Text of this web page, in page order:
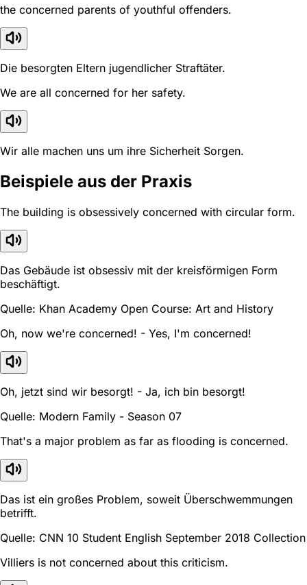
the concerned parents of youthful offenders.
Die besorgten Eltern jugendlicher Straftäter.
We are all concerned for her safety.
Wir alle machen uns um ihre Sicherheit Sorgen.
Beispiele aus der Praxis
The building is obsessively concerned with circular form.
Das Gebäude ist obsessiv mit der kreisförmigen Form
beschäftigt.
Quelle: Khan Academy Open Course: Art and History
Oh, now we're concerned! - Yes, I'm concerned!
Oh, jetzt sind wir besorgt! - Ja, ich bin besorgt!
Quelle: Modern Family - Season 07
That's a major problem as far as flooding is concerned.
Das ist ein großes Problem, soweit Überschwemmungen
betrifft.
Quelle: CNN 10 Student English September 2018 Collection
Villiers is not concerned about this criticism.